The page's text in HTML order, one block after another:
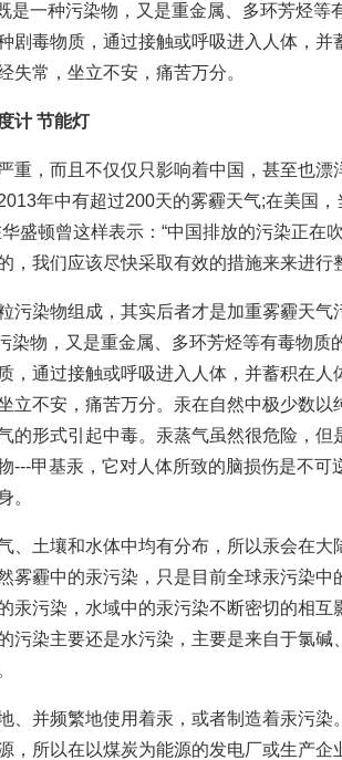
是一种污染物，又是重金属、多环芳烃等
剧毒物质，通过接触或呼吸进入人体，并
失常，坐立不安，痛苦万分。
计 节能灯
重，而且不仅仅只影响着中国，甚至也漂
年中有超过200天的雾霾天气;在美国
盛顿曾这样表示：“中国排放的污染正在
，我们应该尽快采取有效的措施来来进行
污染物组成，其实后者才是加重雾霾天气
染物，又是重金属、多环芳烃等有毒物质
，通过接触或呼吸进入人体，并蓄积在人
立不安，痛苦万分。汞在自然中极少数以
的形式引起中毒。汞蒸气虽然很危险，但
---甲基汞，它对人体所致的脑损伤是不可
。
、土壤和水体中均有分布，所以汞会在大
雾霾中的汞污染，只是目前全球汞污染中
汞污染，水域中的汞污染不断密切的相互
污染主要还是水污染，主要是来自于氯碱
、并频繁地使用着汞，或者制造着汞污染
，所以在以煤炭为能源的发电厂或生产企